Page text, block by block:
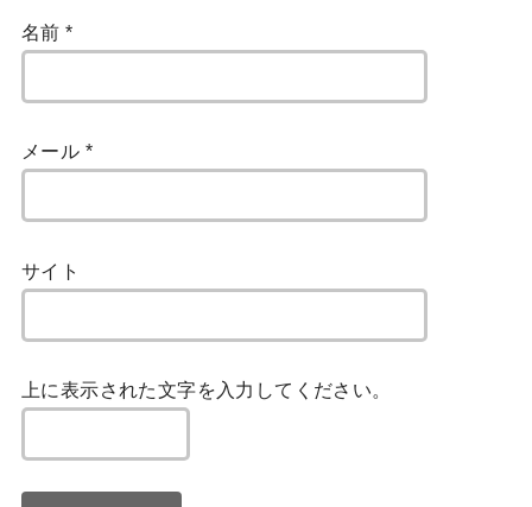
名前*
メール *
サイト
上に表示された文字を入力してください。